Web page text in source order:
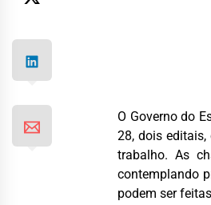
O Governo do
28, dois
trabalho. As
contemplando
podem ser